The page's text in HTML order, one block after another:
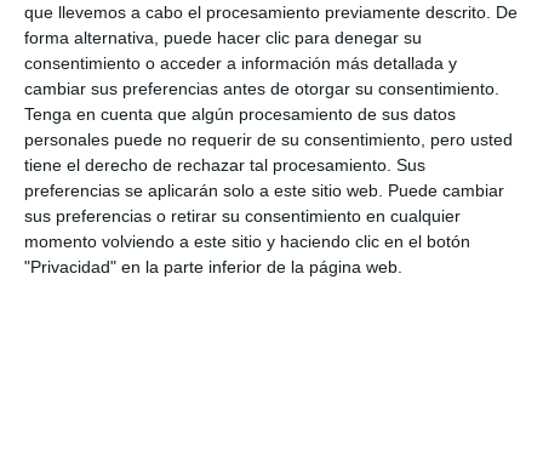
que llevemos a cabo el procesamiento previamente descrito. De
forma alternativa, puede hacer clic para denegar su
consentimiento o acceder a información más detallada y
cambiar sus preferencias antes de otorgar su consentimiento.
Tenga en cuenta que algún procesamiento de sus datos
personales puede no requerir de su consentimiento, pero usted
tiene el derecho de rechazar tal procesamiento. Sus
preferencias se aplicarán solo a este sitio web. Puede cambiar
sus preferencias o retirar su consentimiento en cualquier
momento volviendo a este sitio y haciendo clic en el botón
"Privacidad" en la parte inferior de la página web.